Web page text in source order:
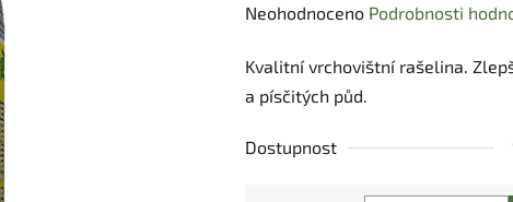
Průměrné
produktu
je
z
Neohodnoceno Podrobnosti
Kvalitní vrchovištní rašelina.
a písčitých půd.
Dostupnost